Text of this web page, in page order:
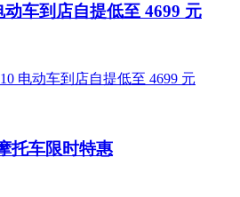
动车到店自提低至 4699 元
托车限时特惠